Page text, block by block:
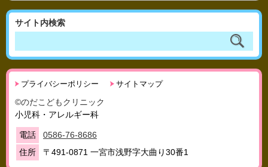
サイト内検索
プライバシーポリシー サイトマップ
©のだこどもクリニック
小児科・アレルギー科
電話
0586-76-8686
住所
〒491-0871 一宮市浅野字大曲り30番1